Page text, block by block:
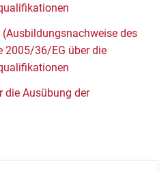
des
2005/36/EG über die
die Ausübung der